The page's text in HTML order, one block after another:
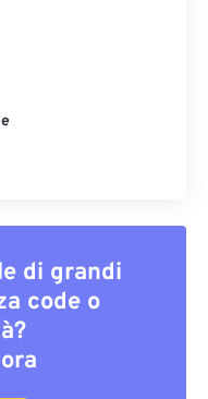
di grandi
code o